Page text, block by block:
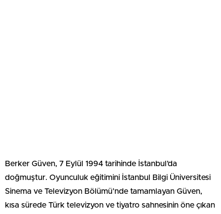
Berker Güven, 7 Eylül 1994 tarihinde İstanbul’da
doğmuştur. Oyunculuk eğitimini İstanbul Bilgi Üniversitesi
Sinema ve Televizyon Bölümü’nde tamamlayan Güven,
kısa sürede Türk televizyon ve tiyatro sahnesinin öne çıkan